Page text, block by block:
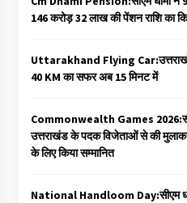
146 करोड़ 32 लाख की पेंशन राशि का
Uttarakhand Flying
40 KM का सफर अब 15 मिनट में
Commonwealth Games
उत्तराखंड के पदक विजेताओं से की
के लिए किया सम्मानित
National Handloom Day:सीएम